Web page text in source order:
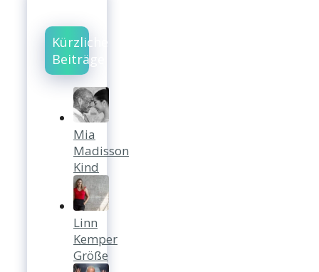
Kürzliche
Beiträge
Mia
Madisson
Kind
Linn
Kemper
Größe